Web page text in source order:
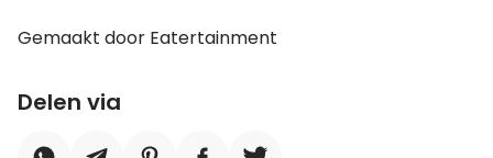
Gemaakt door Eatertainment
Delen via